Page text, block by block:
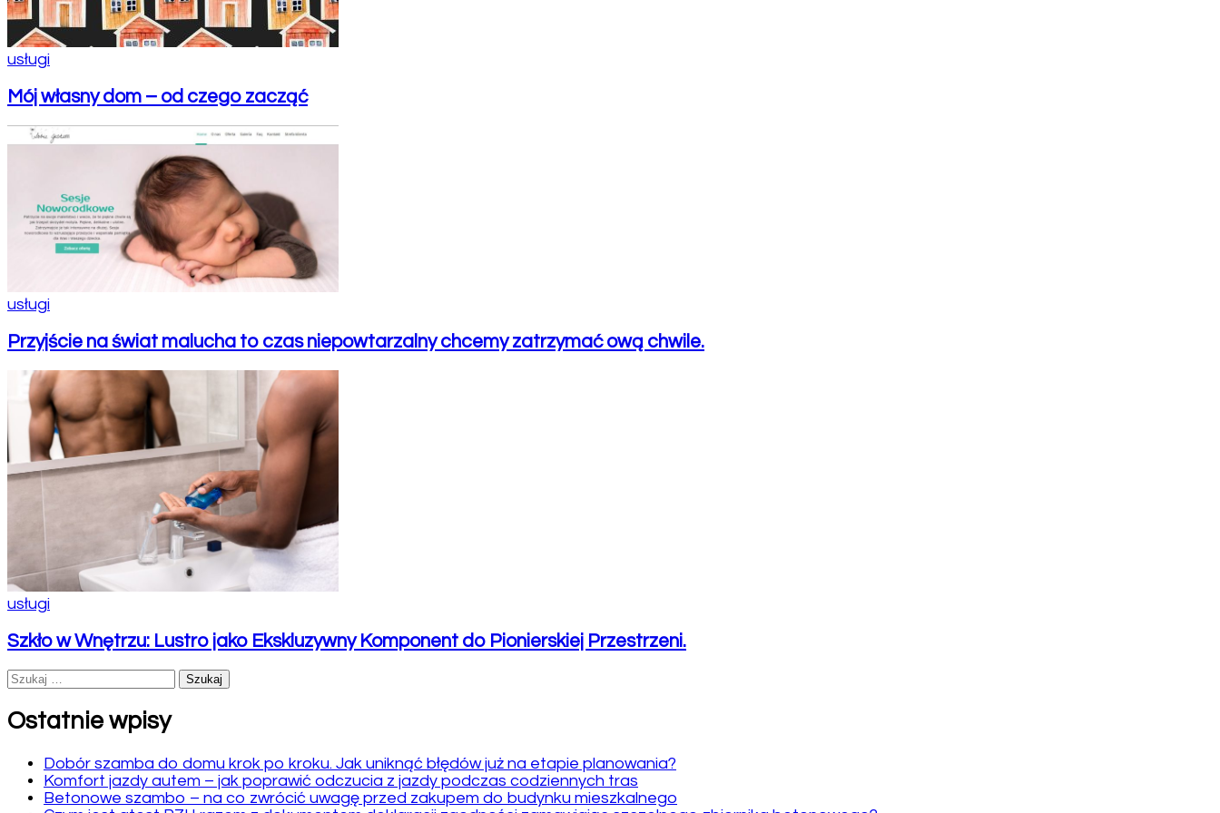
usługi
Mój własny dom – od czego zacząć
usługi
Przyjście na świat malucha to czas niepowtarzalny chcemy zatrzymać ową chwile.
usługi
Szkło w Wnętrzu: Lustro jako Ekskluzywny Komponent do Pionierskiej Przestrzeni.
Szukaj:
Ostatnie wpisy
Dobór szamba do domu krok po kroku. Jak uniknąć błędów już na etapie planowania?
Komfort jazdy autem – jak poprawić odczucia z jazdy podczas codziennych tras
Betonowe szambo – na co zwrócić uwagę przed zakupem do budynku mieszkalnego